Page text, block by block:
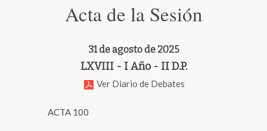
Acta de la Sesión
31 de agosto de 2025
LXVIII - I Año - II D.P.
Ver Diario de Debates
ACTA 100